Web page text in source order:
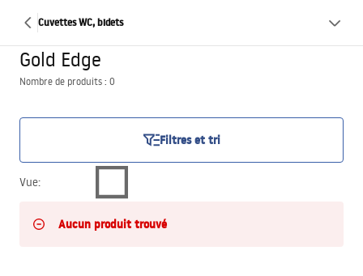
Cuvettes WC, bidets
Gold Edge
Nombre de produits : 0
Filtres et tri
Vue:
Aucun produit trouvé